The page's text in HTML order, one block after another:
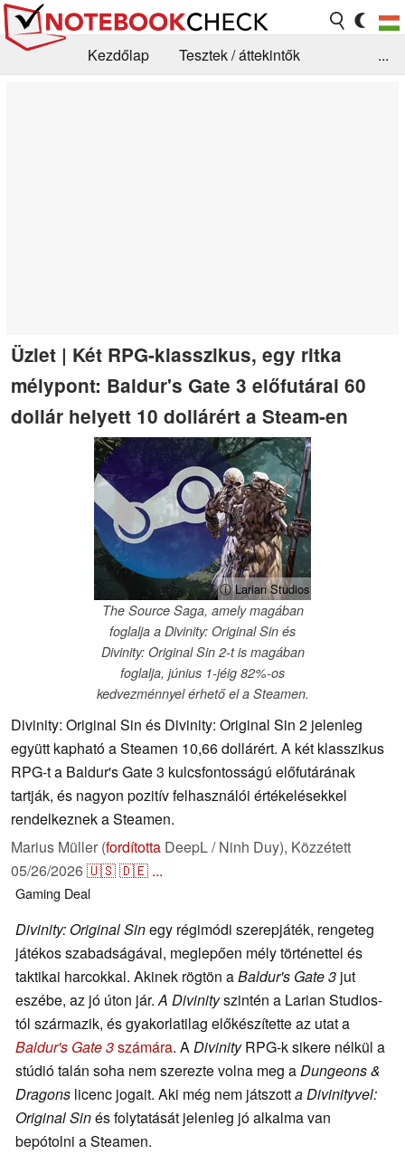
Kezdőlap
Tesztek / áttekintők
...
Üzlet | Két RPG-klasszikus, egy ritka
mélypont: Baldur's Gate 3 előfutárai 60
dollár helyett 10 dollárért a Steam-en
ⓘ Larian Studios
The Source Saga, amely magában
foglalja a Divinity: Original Sin és
Divinity: Original Sin 2-t is magában
foglalja, június 1-jéig 82%-os
kedvezménnyel érhető el a Steamen.
Divinity: Original Sin és Divinity: Original Sin 2 jelenleg
együtt kapható a Steamen 10,66 dollárért. A két klasszikus
RPG-t a Baldur's Gate 3 kulcsfontosságú előfutárának
tartják, és nagyon pozitív felhasználói értékelésekkel
rendelkeznek a Steamen.
Marius Müller (fordította DeepL / Ninh Duy), Közzétett
05/26/2026🇺🇸🇩🇪 ...
Gaming Deal
Divinity: Original Sinegy régimódi szerepjáték, rengeteg
játékos szabadságával, meglepően mély történettel és
taktikai harcokkal. Akinek rögtön aBaldur's Gate 3 jut
eszébe, az jó úton jár.A Divinityszintén a Larian Studios-
tól származik, és gyakorlatilag előkészítette az utat a
Baldur's Gate 3számára. ADivinityRPG-k sikere nélkül a
stúdió talán soha nem szerezte volna meg aDungeons &
Dragons licenc jogait. Aki még nem játszotta Divinityvel:
Original Sinés folytatását jelenleg jó alkalma van
bepótolni a Steamen.